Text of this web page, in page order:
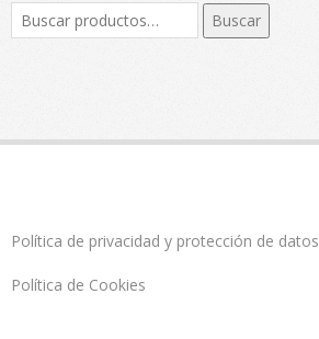
Buscar
por:
Buscar
Política de privacidad y protección de datos
Política de Cookies